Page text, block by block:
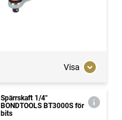
Visa
Spärrskaft 1/4"
BONDTOOLS BT3000S för
bits